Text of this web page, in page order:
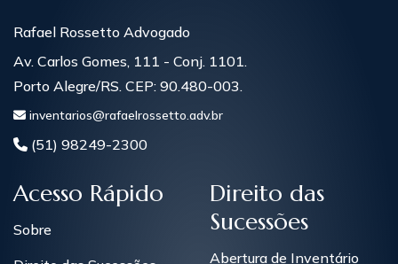
Rafael Rossetto Advogado
Av. Carlos Gomes, 111 - Conj. 1101.
Porto Alegre/RS. CEP: 90.480-003.
inventarios@rafaelrossetto.adv.br
(51) 98249-2300
Acesso Rápido
Sobre
Direito das
Sucessões
Abertura de Inventário